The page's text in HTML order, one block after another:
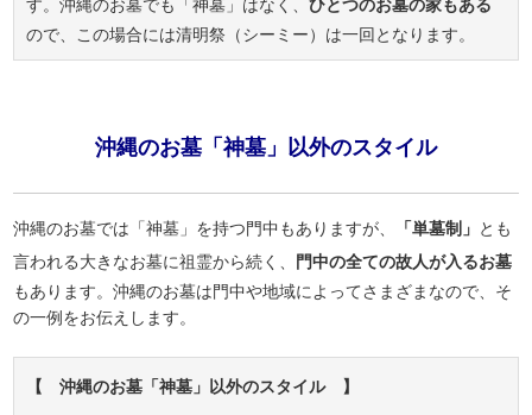
す。沖縄のお墓でも「神墓」はなく、ひとつのお墓の家もある
ので、この場合には清明祭（シーミー）は一回となります。
沖縄のお墓「神墓」以外のスタイル
沖縄のお墓では「神墓」を持つ門中もありますが、 「単墓制」 とも
言われる大きなお墓に祖霊から続く、
門中の全ての故人が入るお墓
もあります。沖縄のお墓は門中や地域によってさまざまなので、そ
の一例をお伝えします。
【 沖縄のお墓「神墓」以外のスタイル 】